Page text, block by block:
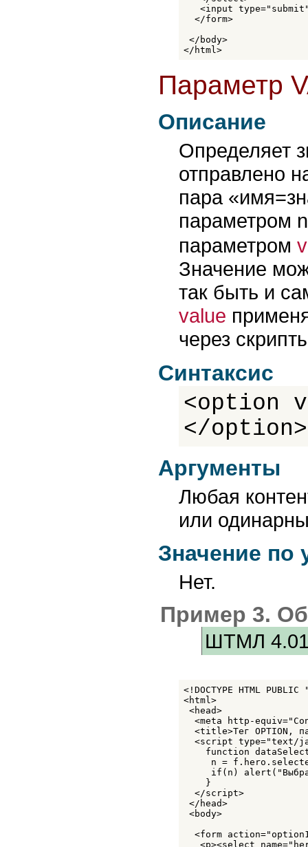
<input
  </form>
</body>
</html>
Параметр
Описание
Определяет
отправлено
пара
параметром
параметром
Значение
так быть и
value
через
Синтаксис
<option
</option>
Аргументы
Любая
или
Значение по
Нет.
Пример 3.
ШТМЛ
<!DOCTYPE HTML
<html>
<head>
<meta http-
<title>Тег OPTION,
<script type="text/
function
n =
if(n)
    }
  </script>
</head>
<body>
<form
<p><select